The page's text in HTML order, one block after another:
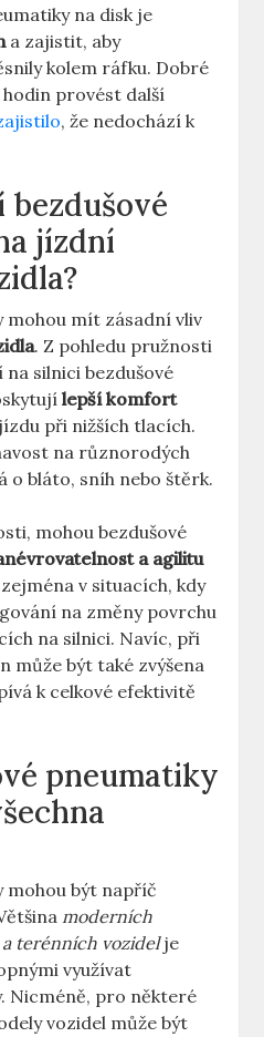
na disk je
a zajistit, aby
kolem ráfku. Dobré
provést další
,‌ že nedochází ⁢k
jízdní
mohou ⁢mít zásadní ​vliv
. Z pohledu pružnosti
silnici bezdušové
lepší komfort
při‍ nižších ‍tlacích.‌
na různorodých
o ⁢bláto, sníh nebo‌ štěrk.
mohou bezdušové
a ⁤agilitu
‌v situacích, kdy
na změny⁣ povrchu
na ‍silnici. Navíc,⁢ při
může‌ být také ⁢zvýšena
k celkové efektivitě
pneumatiky
mohou být napříč
moderních⁤
terénních⁢ vozidel​je
‌využívat
Nicméně, pro některé
vozidel může být